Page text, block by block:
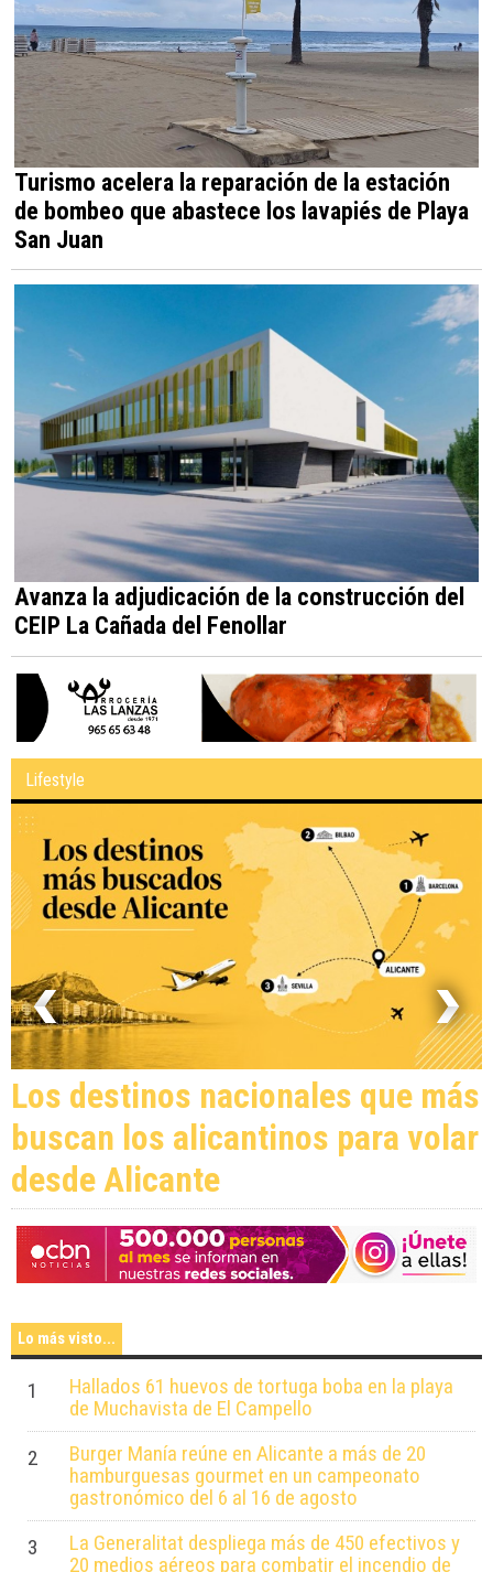
Turismo acelera la reparación de la estación
de bombeo que abastece los lavapiés de Playa
San Juan
Avanza la adjudicación de la construcción del
CEIP La Cañada del Fenollar
Lifestyle
Los destinos nacionales que más
buscan los alicantinos para volar
desde Alicante
Lo más visto...
1
Hallados 61 huevos de tortuga boba en la playa
de Muchavista de El Campello
2
Burger Manía reúne en Alicante a más de 20
hamburguesas gourmet en un campeonato
gastronómico del 6 al 16 de agosto
3
La Generalitat despliega más de 450 efectivos y